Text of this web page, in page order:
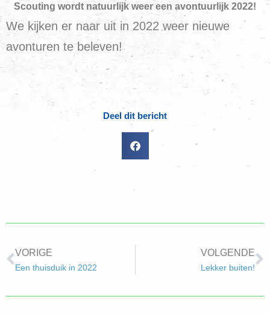
Scouting wordt natuurlijk weer een avontuurlijk 2022!
We kijken er naar uit in 2022 weer nieuwe
avonturen te beleven!
Deel dit bericht
VORIGE
Een thuisduik in 2022
VOLGENDE
Lekker buiten!